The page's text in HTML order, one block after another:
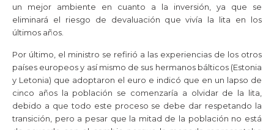
un mejor ambiente en cuanto a la inversión, ya que se
eliminará el riesgo de devaluación que vivía la lita en los
últimos años.
Por último, el ministro se refirió a las experiencias de los otros
países europeos y así mismo de sus hermanos bálticos (Estonia
y Letonia) que adoptaron el euro e indicó que en un lapso de
cinco años la población se comenzaría a olvidar de la lita,
debido a que todo este proceso se debe dar respetando la
transición, pero a pesar que la mitad de la población no está